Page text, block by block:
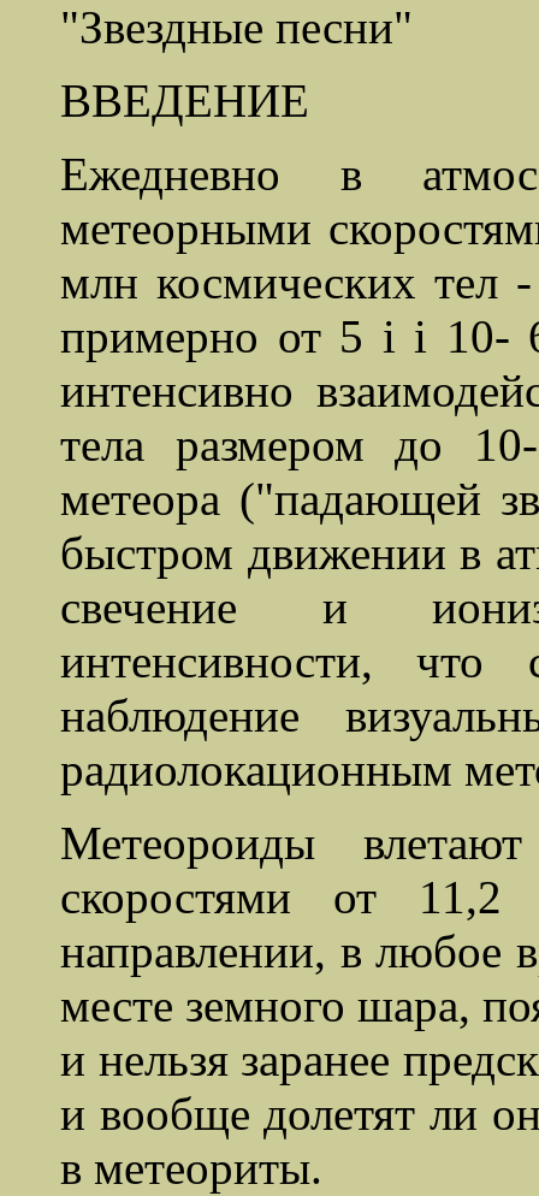
"Звездные песни"
ВВЕДЕНИЕ
Ежедневно в
метеорными
млн космических тел
примерно от 5 i i 10-
интенсивно
тела размером до
метеора ("падающей
быстром движении в
свечение и
интенсивности, что
наблюдение
радиолокационным
Метеороиды
скоростями от
направлении, в любое
месте земного шара,
и нельзя заранее
и вообще долетят ли
в метеориты.